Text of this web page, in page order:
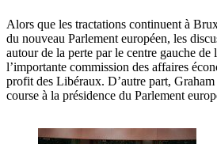
Alors que les tractations continuent à
du nouveau Parlement européen, les
autour de la perte par le centre gauche de
l’importante commission des affaires
profit des Libéraux. D’autre part, Graham
course à la présidence du Parlement